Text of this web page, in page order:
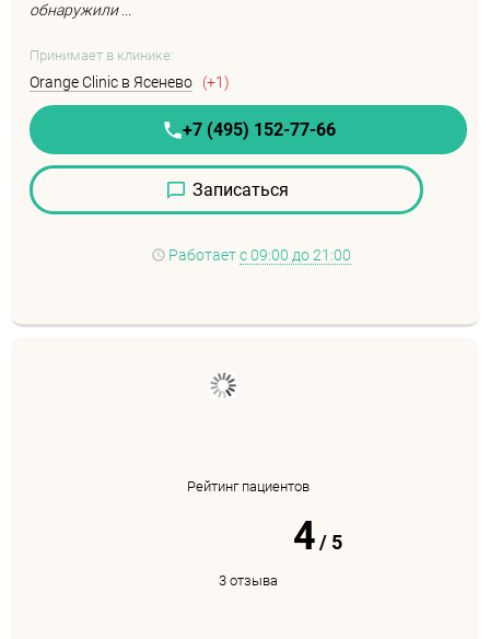
обнаружили ...
Принимает в клинике:
Orange Clinic в Ясенево (+1)
+7 (495) 152-77-66
Записаться
Работает с 09:00 до 21:00
Рейтинг пациентов
4/5
3 отзыва